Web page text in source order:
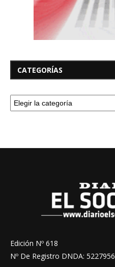
CATEGORÍAS
Edición Nº 618
Nº De Registro DNDA: 5227956